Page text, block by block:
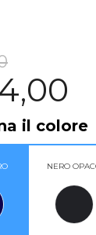
il colore
NERO